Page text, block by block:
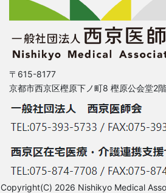
〒615-8177
京都市西京区樫原下ノ町8 樫原公会堂2階
Copyright(C) 2026 Nishikyo Medical